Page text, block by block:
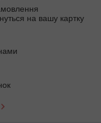
на вашу картку